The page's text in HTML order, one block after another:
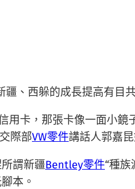
、西躲的成長提高有目
用卡，那張卡像一面小鏡
際部VW零件講話人郭嘉
謂新疆Bentley零件“種
本。